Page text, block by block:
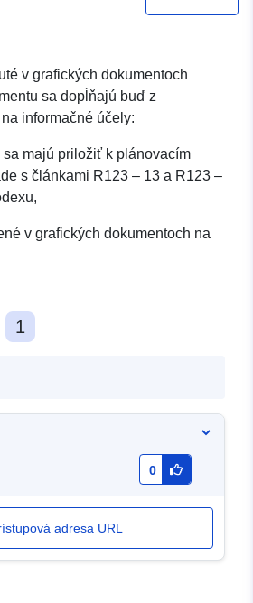
o komunálnej
v grafických dokumentoch
sa dopĺňajú buď z
informačné účely:
majú priložiť k plánovacím
s článkami R123 – 13 a R123 –
v grafických dokumentoch na
1
0
adresa URL